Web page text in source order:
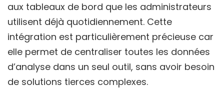
aux tableaux de bord que les administrateurs
utilisent déjà quotidiennement. Cette
intégration est particulièrement précieuse car
elle permet de centraliser toutes les données
d’analyse dans un seul outil, sans avoir besoin
de solutions tierces complexes.